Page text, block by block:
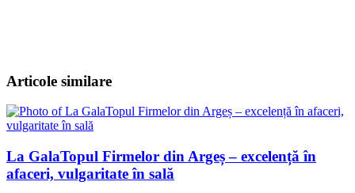
Articole similare
La GalaTopul Firmelor din Argeș – excelență în
afaceri, vulgaritate în sală